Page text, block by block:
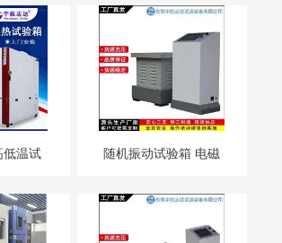
针焰试验机 恒温摇床
臭氧老化箱 三综合试验箱
重系统 高低温热流仪
低温试
随机振动试验箱 电磁